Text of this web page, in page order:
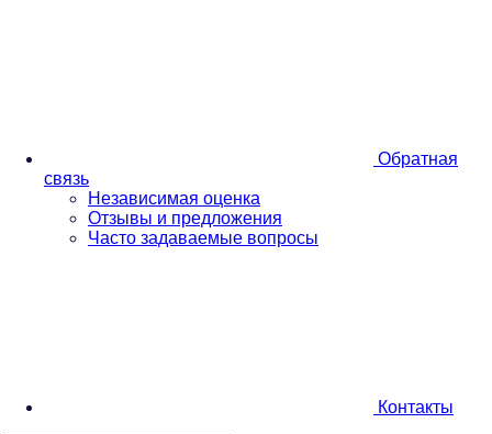
Обратная
связь
Независимая оценка
Отзывы и предложения
Часто задаваемые вопросы
Контакты